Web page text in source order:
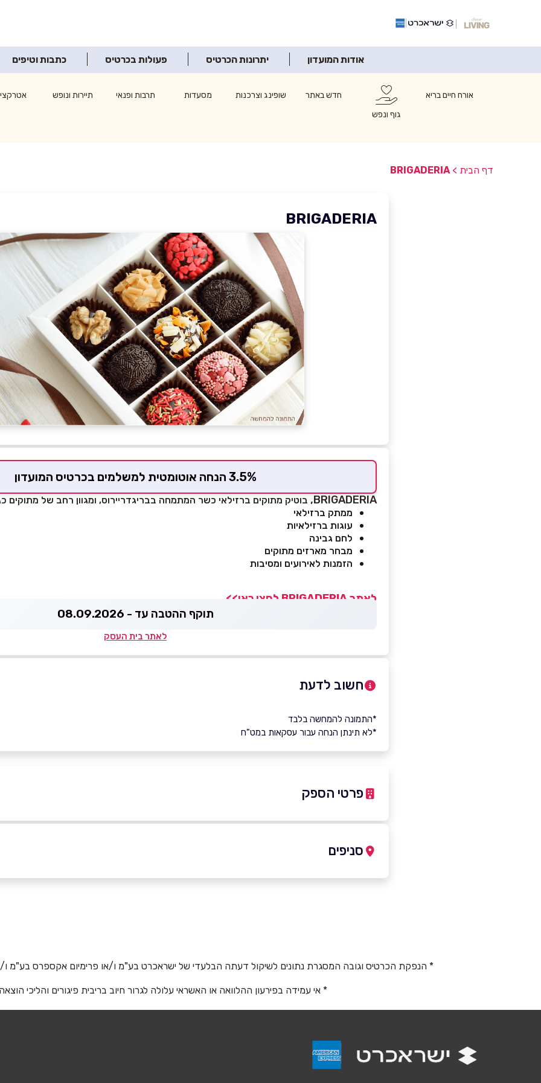
אודות המועדון יתרונות הכרטיס פעולות בכרטיס כתבות וטיפים
אורח חיים בריא
גוף ונפש
חדש באתר שופינג וצרכנות מסעדות תרבות ופנאי תיירות ונופש
דף הבית >
BRIGADERIA
BRIGADERIA
3.5% הנחה אוטומטית למשלמים בכרטיס המועדון
BRIGADERIA, בוטיק מתוקים ברזילאי כשר המתמחה בבריגדריירוס, ומגוון רחב של מתוקים
ממתק ברזילאי
עוגות ברזילאיות
לחם גבינה
מבחר מארזים מתוקים
הזמנות לאירועים ומסיבות
לאתר BRIGADERIA לחצו כאן>>
תוקף ההטבה עד - 08.09.2026
לאתר בית העסק
חשוב לדעת
*התמונה להמחשה בלבד
*לא תינתן הנחה עבור עסקאות במט"ח
פרטי הספק
באתר
אימייל
הודעה *
סניפים
* הנפקת הכרטיס וגובה המסגרת נתונים לשיקול דעתה הבלעדי של ישראכרט בע"מ ו/או פרימיום אקספרס בע"מ
* אי עמידה בפירעון ההלוואה או האשראי עלולה לגרור חיוב בריבית פיגורים והליכי